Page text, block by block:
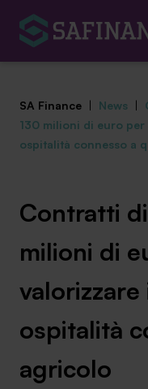
Finanza Agevolata
Centro studi
News ed eventi
Chi siamo
Ambassador
SA Finance | News |
130 milioni di euro
ospitalità connesso a
Contratti
milioni di
ospitalità
agricolo